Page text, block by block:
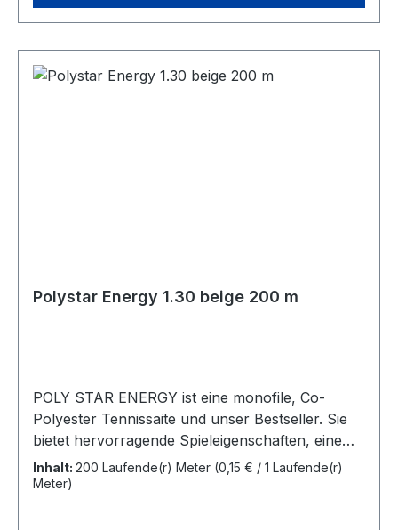
Polystar Energy 1.30 beige 200 m
POLY STAR ENERGY ist eine monofile, Co-
Polyester Tennissaite und unser Bestseller. Sie
bietet hervorragende Spieleigenschaften, eine
sehr gute Spinannahme und optimal
kontrollierbare Beschleunigung bei optimaler
Inhalt: 200 Laufende(r) Meter (0,15 € / 1 Laufende(r)
Meter)